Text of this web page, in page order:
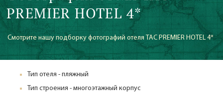
PREMIER HOTEL 4*
Смотрите нашу подборку фотографий отеля TAC PREMIER HOTEL 4*
Тип отеля - пляжный
Тип строения - многоэтажный корпус